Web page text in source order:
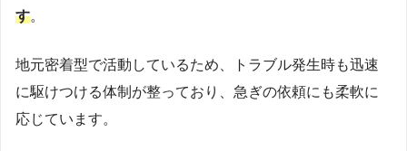
す。
地元密着型で活動しているため、トラブル発生時も迅速
に駆けつける体制が整っており、急ぎの依頼にも柔軟に
応じています。